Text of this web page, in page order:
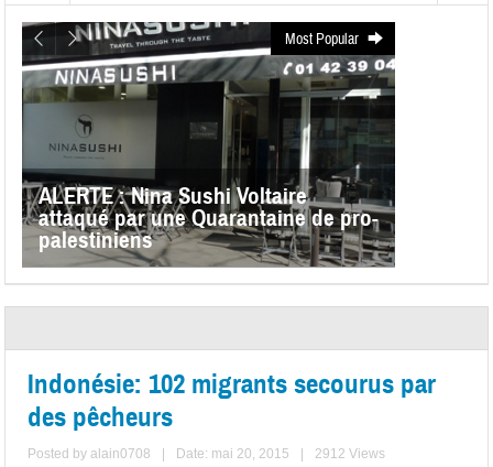
Most Popular
ALERTE : Nina Sushi Voltaire
attaqué par une Quarantaine de pro-
palestiniens
Indonésie: 102 migrants secourus par
des pêcheurs
Posted byalain0708 Date: mai 20, 2015 2912 Views